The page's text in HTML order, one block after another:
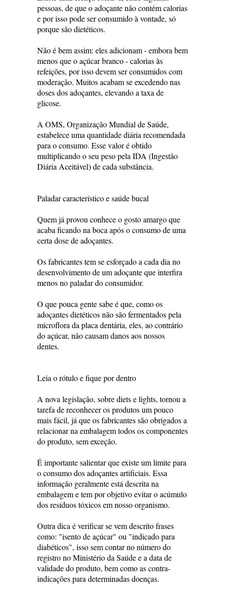
pessoas, de que o adoçante não contém calorias
e por isso pode ser consumido à vontade, só
porque são dietéticos.
Não é bem assim: eles adicionam - embora bem
menos que o açúcar branco - calorias às
refeições, por isso devem ser consumidos com
moderação. Muitos acabam se excedendo nas
doses dos adoçantes, elevando a taxa de
glicose.
A OMS, Organização Mundial de Saúde,
estabelece uma quantidade diária recomendada
para o consumo. Esse valor é obtido
multiplicando o seu peso pela IDA (Ingestão
Diária Aceitável) de cada substância.
Paladar característico e saúde bucal
Quem já provou conhece o gosto amargo que
acaba ficando na boca após o consumo de uma
certa dose de adoçantes.
Os fabricantes tem se esforçado a cada dia no
desenvolvimento de um adoçante que interfira
menos no paladar do consumidor.
O que pouca gente sabe é que, como os
adoçantes dietéticos não são fermentados pela
microflora da placa dentária, eles, ao contrário
do açúcar, não causam danos aos nossos
dentes.
Leia o rótulo e fique por dentro
A nova legislação, sobre diets e lights, tornou a
tarefa de reconhecer os produtos um pouco
mais fácil, já que os fabricantes são obrigados a
relacionar na embalagem todos os componentes
do produto, sem exceção.
É importante salientar que existe um limite para
o consumo dos adoçantes artificiais. Essa
informação geralmente está descrita na
embalagem e tem por objetivo evitar o acúmulo
dos resíduos tóxicos em nosso organismo.
Outra dica é verificar se vem descrito frases
como: "isento de açúcar" ou "indicado para
diabéticos", isso sem contar no número do
registro no Ministério da Saúde e a data de
validade do produto, bem como as contra-
indicações para determinadas doenças.